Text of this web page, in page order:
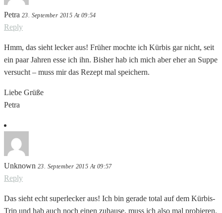
Petra 23. September 2015 At 09:54
Reply
Hmm, das sieht lecker aus! Früher mochte ich Kürbis gar nicht, seit
ein paar Jahren esse ich ihn. Bisher hab ich mich aber eher an Suppe
versucht – muss mir das Rezept mal speichern.
Liebe Grüße
Petra
Unknown 23. September 2015 At 09:57
Reply
Das sieht echt superlecker aus! Ich bin gerade total auf dem Kürbis-
Trip und hab auch noch einen zuhause, muss ich also mal probieren.